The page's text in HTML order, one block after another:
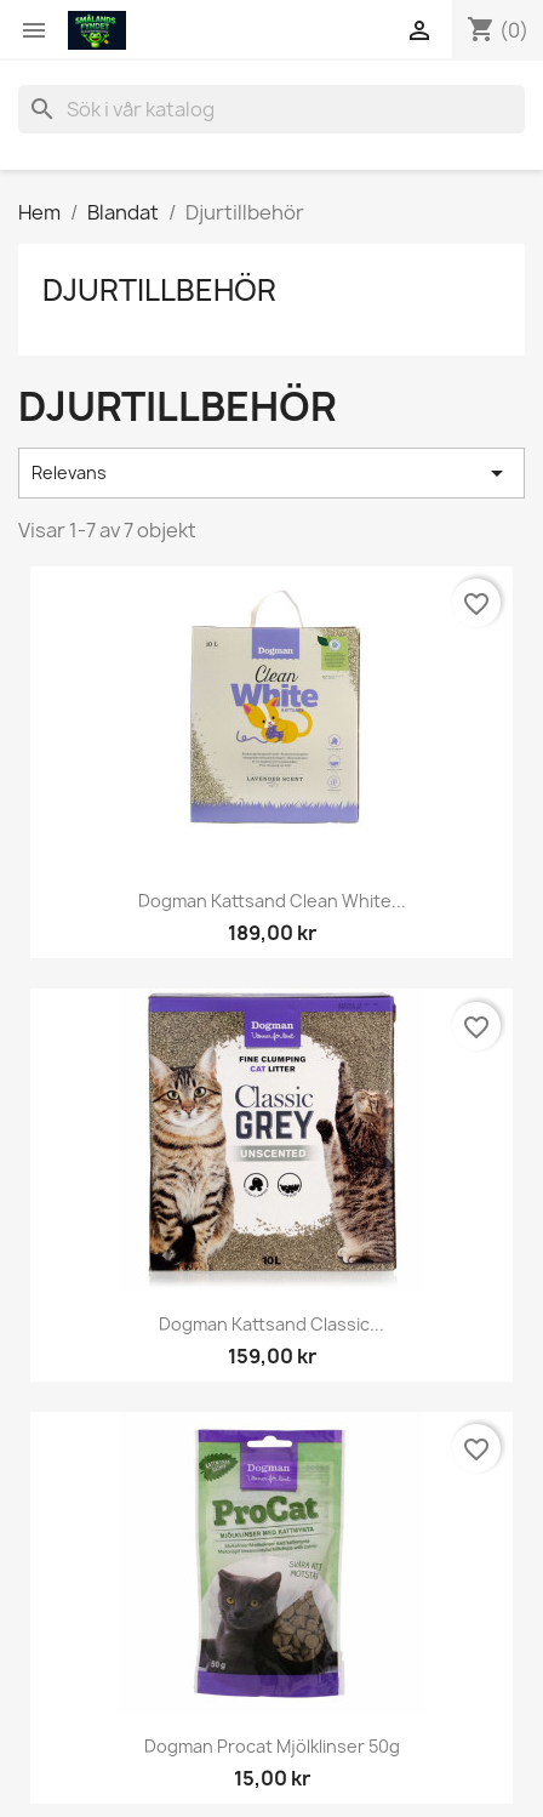
 shopping_cart (0)

search
Hem Blandat Djurtillbehör
DJURTILLBEHÖR
DJURTILLBEHÖR
Relevans 
Visar 1-7 av 7 objekt
Dogman Kattsand Clean White...
189,00 kr
favorite_border
Dogman Kattsand Classic...
159,00 kr
favorite_border
Dogman Procat Mjölklinser 50g
15,00 kr
favorite_border